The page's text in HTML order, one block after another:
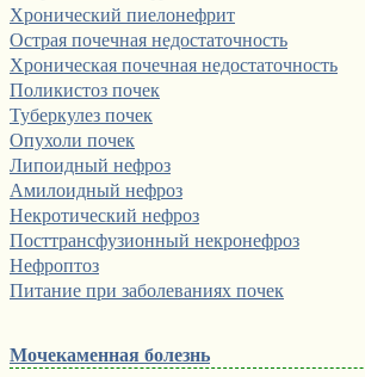
Хронический пиелонефрит
Острая почечная недостаточность
Хроническая почечная недостаточность
Поликистоз почек
Туберкулез почек
Опухоли почек
Липоидный нефроз
Амилоидный нефроз
Некротический нефроз
Посттрансфузионный некронефроз
Нефроптоз
Питание при заболеваниях почек
Мочекаменная болезнь